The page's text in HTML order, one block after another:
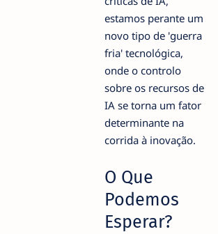
estamos perante um
novo tipo de 'guerra
fria' tecnológica,
onde o controlo
sobre os recursos de
IA se torna um fator
determinante na
corrida à inovação.
O Que
Podemos
Esperar?